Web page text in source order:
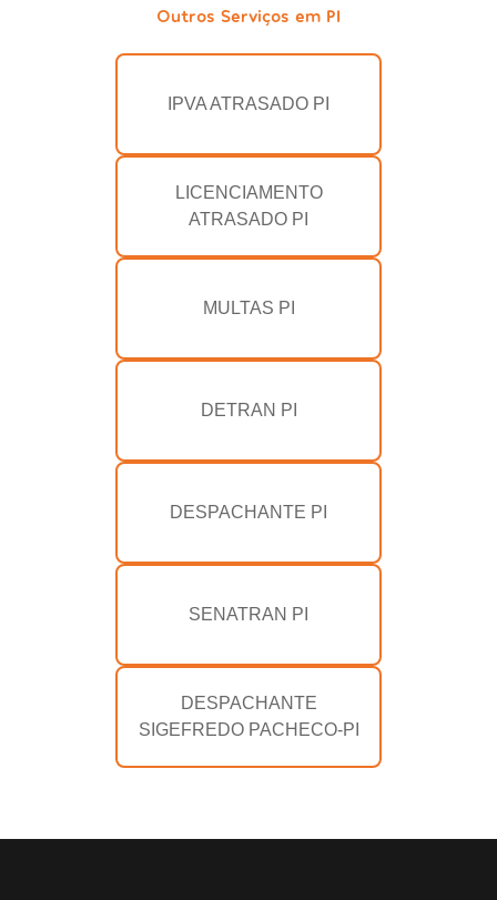
Outros Serviços em PI
IPVA ATRASADO PI
LICENCIAMENTO
ATRASADO PI
MULTAS PI
DETRAN PI
DESPACHANTE PI
SENATRAN PI
DESPACHANTE
SIGEFREDO PACHECO-PI